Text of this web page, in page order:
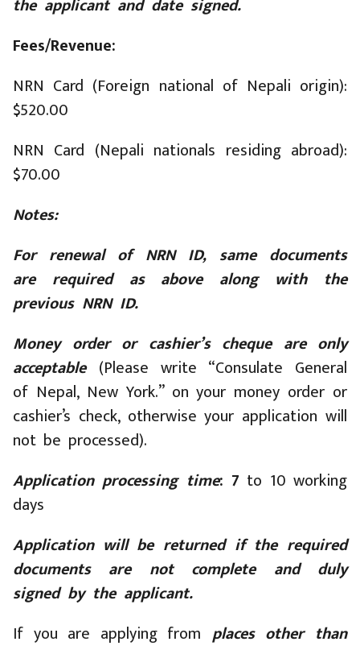
the applicant and date signed.
Fees/Revenue:
NRN Card (Foreign national of Nepali origin):
$520.00
NRN Card (Nepali nationals residing abroad):
$70.00
Notes:
For renewal of NRN ID, same documents
are required as above along with the
previous NRN ID.
Money order or cashier’s cheque are only
acceptable (Please write “Consulate General
of Nepal, New York.” on your money order or
cashier’s check, otherwise your application will
not be processed).
Application processing time: 7 to 10 working
days
Application will be returned if the required
documents are not complete and duly
signed by the applicant.
If you are applying from places other than